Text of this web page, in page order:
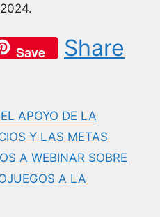
Save Share
APOYO DE LA
Y LAS METAS
A WEBINAR SOBRE
A LA